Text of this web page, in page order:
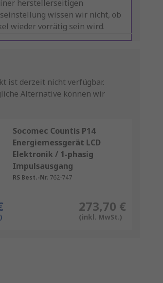
herstellerseitigen
wissen wir nicht, ob
wieder vorrätig sein wird.
ist derzeit nicht verfügbar.
Alternative können wir
Socomec Countis P14
Energiemessgerät LCD
Elektronik / 1-phasig
Impulsausgang
RS Best.-Nr. 762-747
273,70 €
(inkl. MwSt.)